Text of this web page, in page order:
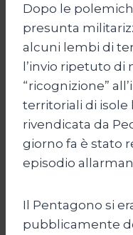
Dopo le
presunta
alcuni lembi di
l’invio ripetuto di
“ricognizione”
territoriali di isole
rivendicata da
giorno fa è stato
episodio
Il Pentagono si
pubblicamente